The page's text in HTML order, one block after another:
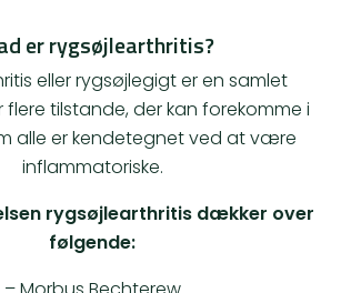
er rygsøjlearthritis?
eller rygsøjlegigt er en samlet
tilstande, der kan forekomme i
alle er kendetegnet ved at være
inflammatoriske.
rygsøjlearthritis dækker over
følgende: